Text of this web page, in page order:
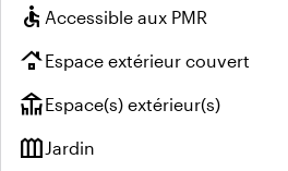
accessible Accessible aux PMR
roofingEspace extérieur couvert
deckEspace(s) extérieur(s)
outdoor_gardenJardin